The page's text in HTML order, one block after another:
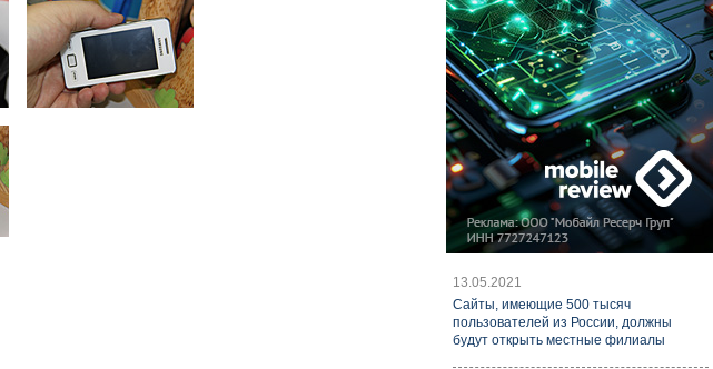
13.05.2021
Cайты, имеющие 500 тысяч
пользователей из России, должны
будут открыть местные филиалы